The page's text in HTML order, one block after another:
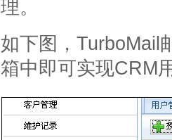
理。
如下图，TurboMail
箱中即可实现CRM